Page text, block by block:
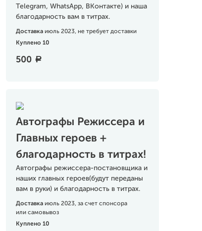
Telegram, WhatsApp, ВКонтакте) и наша
благодарность вам в титрах.
Доставка июль 2023, не требует доставки
Куплено 10
500 a
Автографы Режиссера и
Главных героев +
благодарность в титрах!
Автографы режиссера-постановщика и
наших главных героев(будут переданы
вам в руки) и благодарность в титрах.
Доставка июль 2023, за счет спонсора
или самовывоз
Куплено 10